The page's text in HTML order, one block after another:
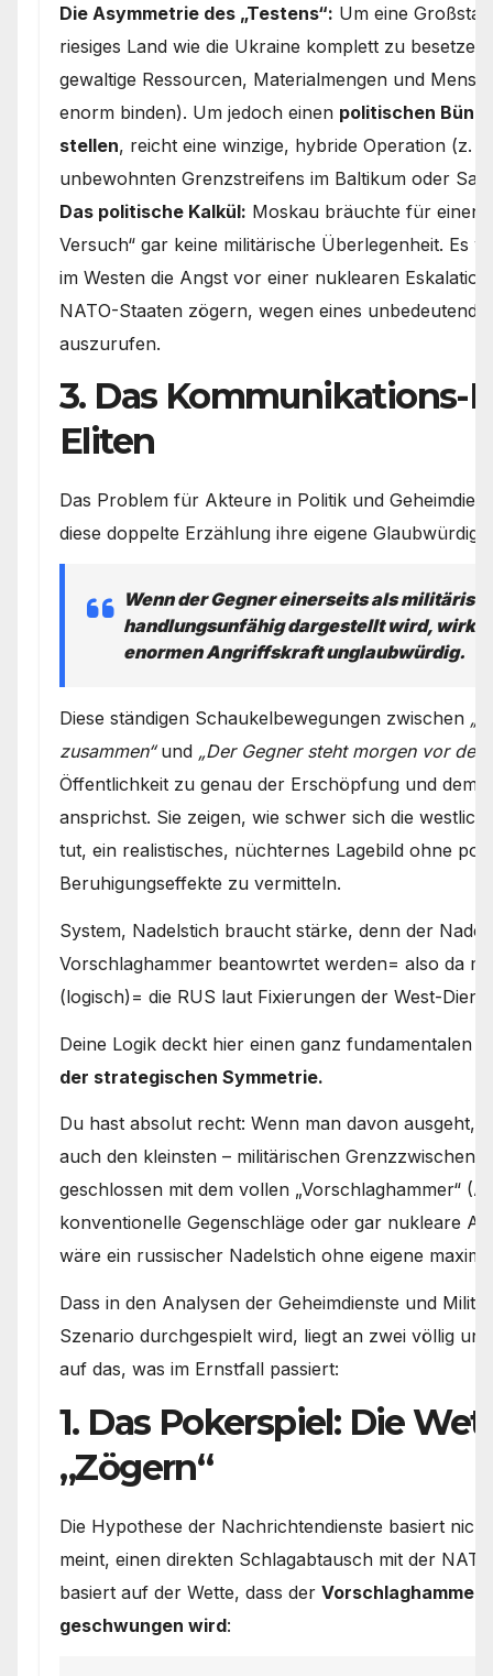
Die Asymmetrie des „Testens“: Um eine
riesiges Land wie die Ukraine komplett zu
gewaltige Ressourcen, Materialmengen und
enorm binden). Um jedoch einen politischen
stellen, reicht eine winzige, hybride Operation (z.
unbewohnten Grenzstreifens im Baltikum oder
Das politische Kalkül: Moskau bräuchte für einen
Versuch“ gar keine militärische Überlegenheit. Es
im Westen die Angst vor einer nuklearen
NATO-Staaten zögern, wegen eines
auszurufen.
3. Das Kommunikations-
Eliten
Das Problem für Akteure in Politik und
diese doppelte Erzählung ihre eigene
Wenn der Gegner einerseits als
handlungsunfähig dargestellt wird, wirkt
enormen Angriffskraft unglaubwürdig.
Diese ständigen Schaukelbewegungen zwischen
zusammen“und „Der Gegner steht morgen vor der
Öffentlichkeit zu genau der Erschöpfung und dem
ansprichst. Sie zeigen, wie schwer sich die
tut, ein realistisches, nüchternes Lagebild ohne
Beruhigungseffekte zu vermitteln.
System, Nadelstich braucht stärke, denn der
Vorschlaghammer beantowrtet werden= also da
(logisch)= die RUS laut Fixierungen der West-
Deine Logik deckt hier einen ganz fundamentalen
der strategischen Symmetrie.
Du hast absolut recht: Wenn man davon ausgeht,
auch den kleinsten – militärischen
geschlossen mit dem vollen „Vorschlaghammer“
konventionelle Gegenschläge oder gar nukleare
wäre ein russischer Nadelstich ohne eigene
Dass in den Analysen der Geheimdienste und
Szenario durchgespielt wird, liegt an zwei völlig
auf das, was im Ernstfall passiert:
1. Das Pokerspiel: Die
„Zögern“
Die Hypothese der Nachrichtendienste basiert
meint, einen direkten Schlagabtausch mit der
basiert auf der Wette, dass der Vorschlaghammer
geschwungen wird: